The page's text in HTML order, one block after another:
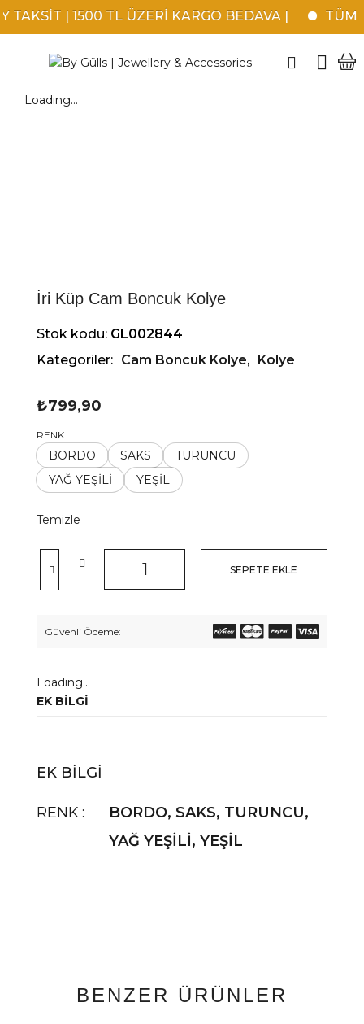
| 1500 TL ÜZERİ KARGO BEDAVA | TÜM
Loading...
İri Küp Cam Boncuk Kolye
Stok kodu: GL002844
Kategoriler: Cam Boncuk Kolye, Kolye
₺799,90
RENK
BORDO SAKS
TURUNCU
YAĞ YEŞİLİ
YEŞİL
Temizle
SEPETE EKLE
Güvenli Ödeme:
Loading...
EK BILGI
EK BILGI
RENK BORDO, SAKS, TURUNCU,
YAĞ YEŞİLİ, YEŞİL
BENZER ÜRÜNLER